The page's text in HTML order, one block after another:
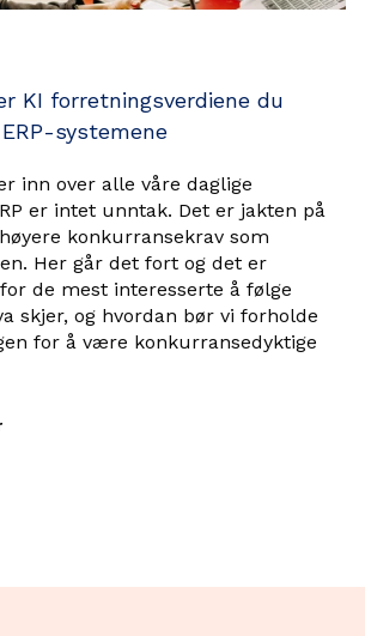
KI forretningsverdiene du
systemene
inn over alle våre daglige
er intet unntak. Det er jakten på
konkurransekrav som
Her går det fort og det er
de mest interesserte å følge
skjer, og hvordan bør vi forholde
for å være konkurransedyktige